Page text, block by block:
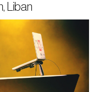
max
Liban